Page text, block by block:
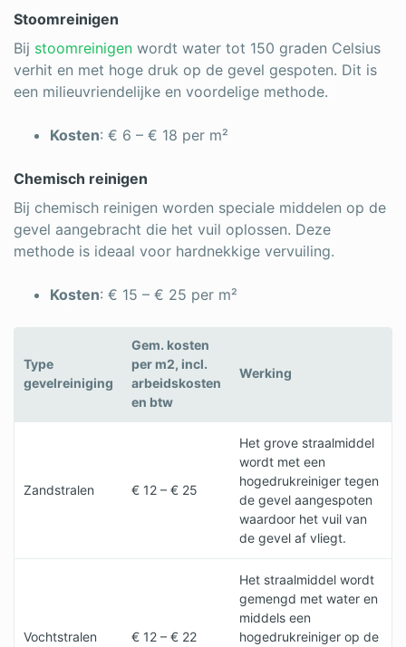
Stoomreinigen
Bij stoomreinigen wordt water tot 150 graden Celsius
verhit en met hoge druk op de gevel gespoten. Dit is
een milieuvriendelijke en voordelige methode.
Kosten: € 6 – € 18 per m²
Chemisch reinigen
Bij chemisch reinigen worden speciale middelen op de
gevel aangebracht die het vuil oplossen. Deze
methode is ideaal voor hardnekkige vervuiling.
Kosten: € 15 – € 25 per m²
Type
gevelreiniging
Gem. kosten
per m2, incl.
arbeidskosten
en btw
Werking
Zandstralen € 12 – € 25
Het grove straalmiddel
wordt met een
hogedrukreiniger tegen
de gevel aangespoten
waardoor het vuil van
de gevel af vliegt.
Vochtstralen € 12 – € 22
Het straalmiddel wordt
gemengd met water en
middels een
hogedrukreiniger op de